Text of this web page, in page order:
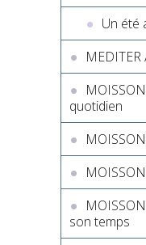
Un été
quotidien
son temps